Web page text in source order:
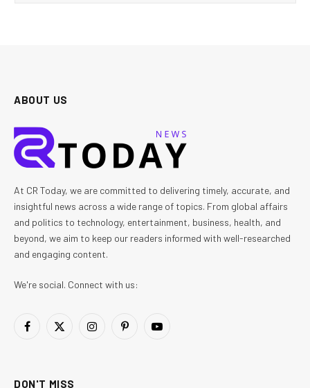
ABOUT US
At CR Today, we are committed to delivering timely, accurate, and
insightful news across a wide range of topics. From global affairs
and politics to technology, entertainment, business, health, and
beyond, we aim to keep our readers informed with well-researched
and engaging content.
We're social. Connect with us:
Facebook
X
InstagramPinterestYouTube
DON'T MISS